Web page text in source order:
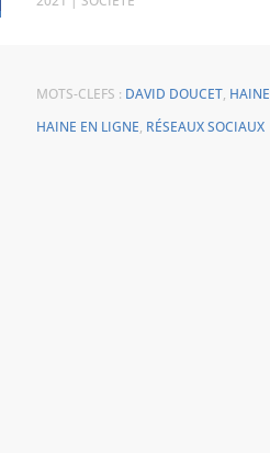
MOTS-CLEFS : DAVID DOUCET, HAINE
HAINE EN LIGNE, RÉSEAUX SOCIAUX